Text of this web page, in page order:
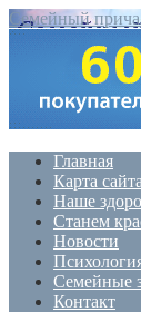
Семейный
Главная
Карта сайта
Наше
Станем
Новости
Семейные
Контакт